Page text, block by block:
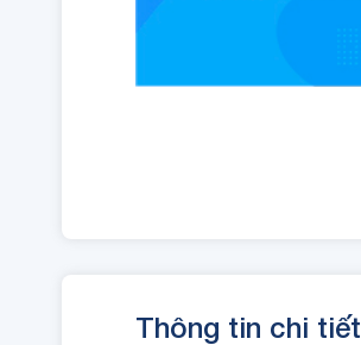
Thông tin chi tiết